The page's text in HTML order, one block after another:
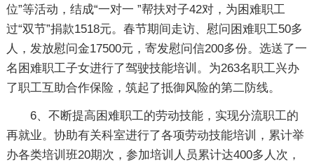
位”等活动，结成“一对一 ”帮扶对子42对，为困难职工
过“双节”捐款1518元。春节期间走访、慰问困难职工50多
人，发放慰问金17500元，寄发慰问信200多份。选送了一
名困难职工子女进行了驾驶技能培训。为263名职工兴办
了职工互助合作保险，筑起了抵御风险的第二防线。
6、不断提高困难职工的劳动技能，实现分流职工的
再就业。协助有关科室进行了各项劳动技能培训，累计举
办各类培训班20期次，参加培训人员累计达400多人次，